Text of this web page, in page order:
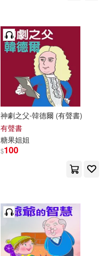
神劇之父-韓德爾 (有聲書)
有聲書
糖果姐姐
$100